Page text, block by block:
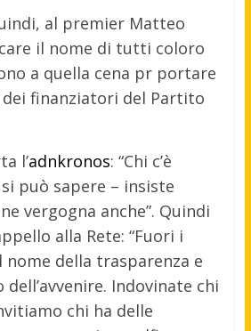
al premier Matteo
il nome di tutti coloro
a quella cena pr portare
finanziatori del Partito
l’adnkronos: “Chi c’è
si può sapere – insiste
vergogna anche”. Quindi
alla Rete: “Fuori i
nome della trasparenza e
Indovinate chi
chi ha delle